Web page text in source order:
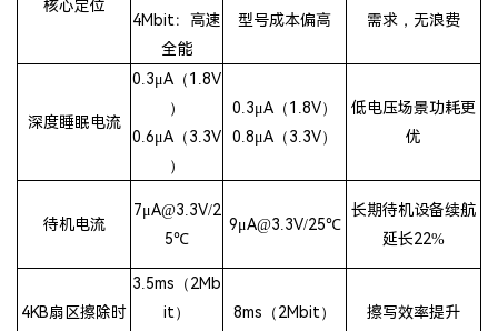
核心定位
4Mbit：高速
全能
型号成本偏高 需求，无浪费
深度睡眠电流
0.3μA（1.8V
）
0.6μA（3.3V
）
0.3μA（1.8V）
0.8μA（3.3V）
低电压场景功耗更
优
待机电流
7μA@3.3V/2
5℃
9μA@3.3V/25℃
长期待机设备续航
延长22%
4KB扇区擦除时
3.5ms（2Mb
it）
8ms（2Mbit）
擦写效率提升